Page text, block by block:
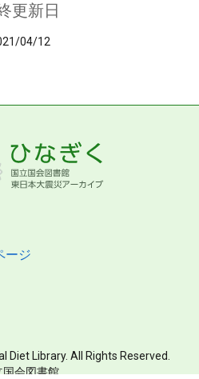
更新日
04/12
ージ
Library. All Rights Reserved.